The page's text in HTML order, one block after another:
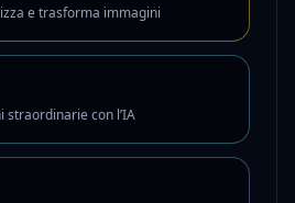
e trasforma immagini
straordinarie con l’IA